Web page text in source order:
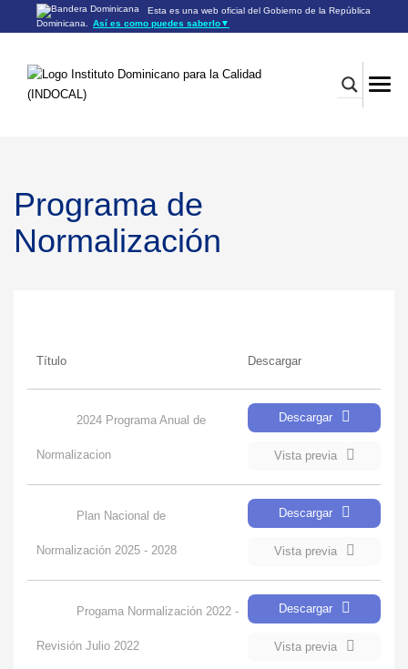
Esta es una web oficial del Gobierno de la República
Dominicana.
Así es como puedes saberlo▼
Los sitios web oficiales utilizan .gob.do o .gov.do
Los sitios web oficiales .gob.do o .gov.do seguros utilizan
HTTPS
Programa de
Normalización
Título Descargar
2024 Programa Anual de
Normalizacion
Descargar
Vista previa
Plan Nacional de
Normalización 2025 - 2028
Descargar
Vista previa
Progama Normalización 2022 -
Revisión Julio 2022
Descargar
Vista previa